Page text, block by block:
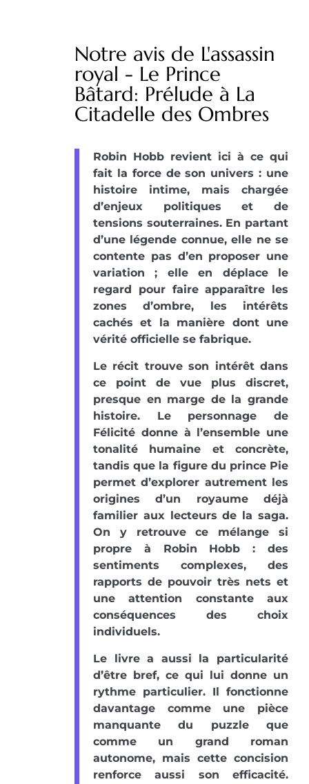
Notre avis de L'assassin
royal - Le Prince
Bâtard: Prélude à La
Citadelle des Ombres
Robin Hobb revient ici à ce qui
fait la force de son univers : une
histoire intime, mais chargée
d’enjeux politiques et de
tensions souterraines. En partant
d’une légende connue, elle ne se
contente pas d’en proposer une
variation ; elle en déplace le
regard pour faire apparaître les
zones d’ombre, les intérêts
cachés et la manière dont une
vérité officielle se fabrique.
Le récit trouve son intérêt dans
ce point de vue plus discret,
presque en marge de la grande
histoire. Le personnage de
Félicité donne à l’ensemble une
tonalité humaine et concrète,
tandis que la figure du prince Pie
permet d’explorer autrement les
origines d’un royaume déjà
familier aux lecteurs de la saga.
On y retrouve ce mélange si
propre à Robin Hobb : des
sentiments complexes, des
rapports de pouvoir très nets et
une attention constante aux
conséquences des choix
individuels.
Le livre a aussi la particularité
d’être bref, ce qui lui donne un
rythme particulier. Il fonctionne
davantage comme une pièce
manquante du puzzle que
comme un grand roman
autonome, mais cette concision
renforce aussi son efficacité.